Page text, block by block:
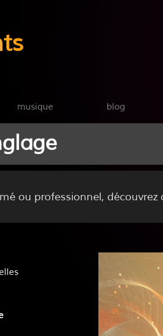
musique blog
ou professionnel,